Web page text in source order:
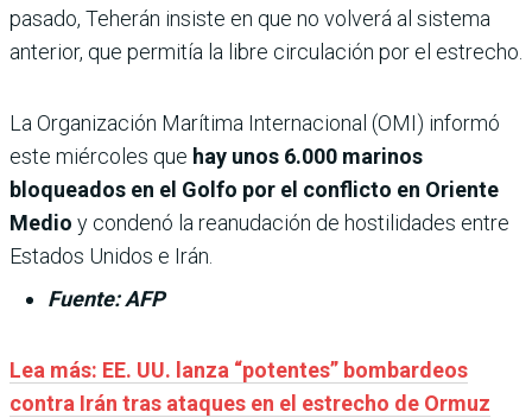
pasado, Teherán insiste en que no volverá al sistema
anterior, que permitía la libre circulación por el estrecho.
La Organización Marítima Internacional (OMI) informó
este miércoles que hay unos 6.000 marinos
bloqueados en el Golfo por el conflicto en Oriente
Medio y condenó la reanudación de hostilidades entre
Estados Unidos e Irán.
Fuente: AFP
Lea más: EE. UU. lanza “potentes” bombardeos
contra Irán tras ataques en el estrecho de Ormuz